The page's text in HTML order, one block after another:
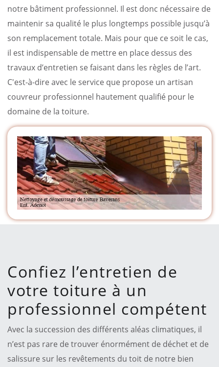
notre bâtiment professionnel. Il est donc nécessaire de
maintenir sa qualité le plus longtemps possible jusqu’à
son remplacement totale. Mais pour que ce soit le cas,
il est indispensable de mettre en place dessus des
travaux d’entretien se faisant dans les règles de l’art.
C'est-à-dire avec le service que propose un artisan
couvreur professionnel hautement qualifié pour le
domaine de la toiture.
Confiez l’entretien de
votre toiture à un
professionnel compétent
Avec la succession des différents aléas climatiques, il
n’est pas rare de trouver énormément de déchet et de
salissure sur les revêtements du toit de notre bien